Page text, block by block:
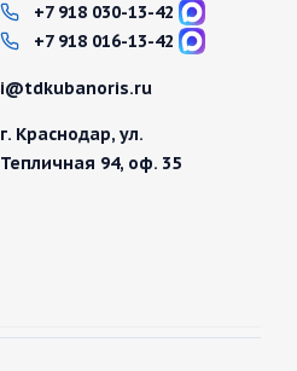
+7 918 030-13-42
+7 918 016-13-42
i@tdkubanoris.ru
г. Краснодар, ул.
Тепличная 94, оф. 35